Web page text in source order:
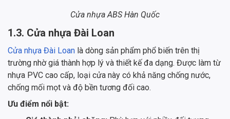
Cửa nhựa ABS Hàn Quốc
1.3. Cửa nhựa Đài Loan
Cửa nhựa Đài Loan là dòng sản phẩm phổ biến trên thị
trường nhờ giá thành hợp lý và thiết kế đa dạng. Được làm từ
nhựa PVC cao cấp, loại cửa này có khả năng chống nước,
chống mối mọt và độ bền tương đối cao.
Ưu điểm nổi bật: